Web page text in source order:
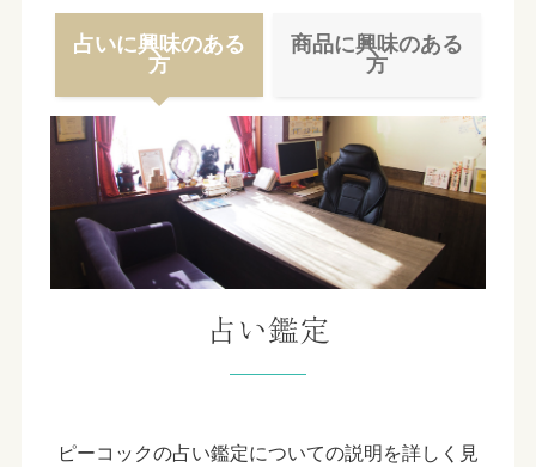
占いに興味のある
方
商品に興味のある
方
占い鑑定
ピーコックの占い鑑定についての説明を詳しく見